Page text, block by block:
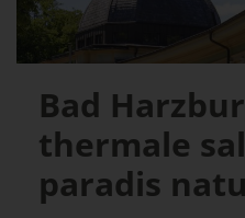
Bad
thermale
paradis